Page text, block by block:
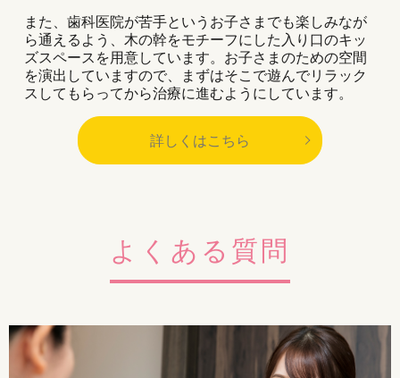
また、歯科医院が苦手というお子さまでも楽しみなが
ら通えるよう、木の幹をモチーフにした入り口のキッ
ズスペースを用意しています。お子さまのための空間
を演出していますので、まずはそこで遊んでリラック
スしてもらってから治療に進むようにしています。
詳しくはこちら
よくある質問